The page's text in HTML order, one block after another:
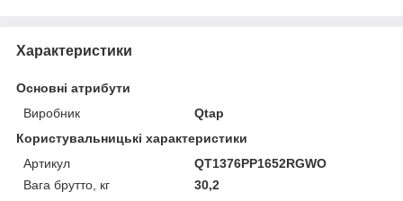
Характеристики
Основні атрибути
Виробник
Qtap
Користувальницькі характеристики
Артикул
QT1376PP1652RGWO
Вага брутто, кг
30,2